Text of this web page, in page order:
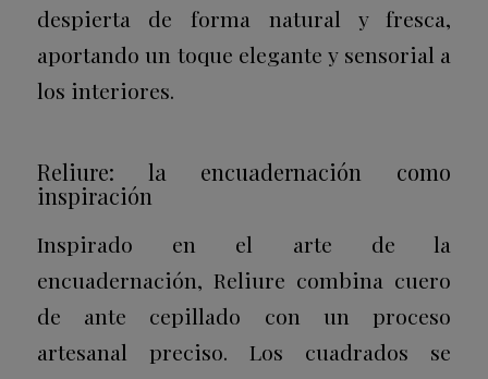
despierta de forma natural y fresca,
aportando un toque elegante y sensorial a
los interiores.
Reliure: la encuadernación como
inspiración
Inspirado en el arte de la
encuadernación, Reliure combina cuero
de ante cepillado con un proceso
artesanal preciso. Los cuadrados se